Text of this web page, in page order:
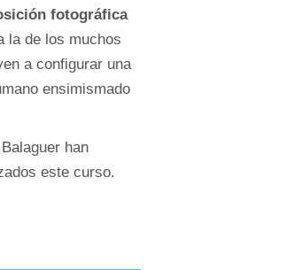
fotográfica
la de los muchos
a configurar una
ensimismado
han
este curso.